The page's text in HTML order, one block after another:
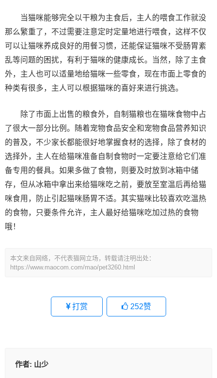
当猫咪能够完全以干粮为主食后，主人的喂食工作就没
那么繁重了，不过需要注意定时定量地进行喂食，这样不仅
可以让猫咪养成良好的用餐习惯，还能保证猫咪不受肠胃紊
乱等问题的困扰，有利于猫咪的健康成长。当然，除了主食
外，主人也可以适量地给猫咪一些零食，现在市面上零食的
种类有很多，主人可以根据猫咪的喜好来进行挑选。
除了市面上出售的粮食外，自制猫粮也在猫咪食物中占
了很大一部分比例。随着宠物食品安全和宠物食品营养知识
的普及，不少家长都能很好地掌握食材的选择，除了食材的
选择外，主人在给猫咪准备自制食物时一定要注意给它们准
备专用的餐具。如果多做了食物，则要及时放到冰箱中储
存，但从冰箱中拿出来给猫咪吃之前，要放至室温后再给猫
咪食用，防止引起猫咪肠胃不适。其实猫咪比较喜欢吃温热
的食物，只要条件允许，主人最好给猫咪吃加过热的食物
哦！
本文来自网络，不代表猫网立场，转载请注明出处：
https://www.maocom.com/mao/pet3260.html
打赏 252赞
作者: 山少